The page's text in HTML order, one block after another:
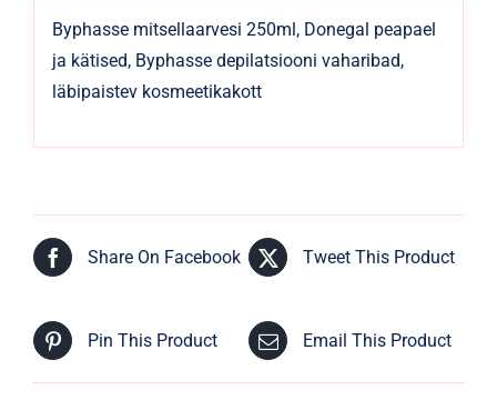
Byphasse mitsellaarvesi 250ml, Donegal peapael
ja kätised, Byphasse depilatsiooni vaharibad,
läbipaistev kosmeetikakott
Share On Facebook Tweet This Product
Pin This Product Email This Product